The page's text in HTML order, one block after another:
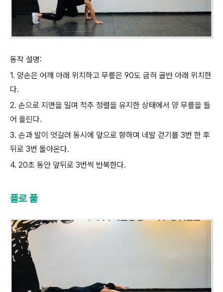
동작 설명:
1. 양손은 어깨 아래 위치하고 무릎은 90도 굽혀 골반 아래 위치한
다.
2. 손으로 지면을 밀며 척추 정렬을 유지한 상태에서 양 무릎을 들
어 올린다.
3. 손과 발이 엇갈려 동시에 앞으로 향하며 네발 걷기를 3번 한 후
뒤로 3번 돌아온다.
4. 20초 동안 앞뒤로 3번씩 반복한다.
플로 풀